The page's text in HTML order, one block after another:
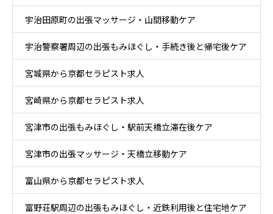
宇治田原町の出張マッサージ・山間移動ケア
宇治警察署周辺の出張もみほぐし・手続き後と帰宅後ケア
宮城県から京都セラピスト求人
宮崎県から京都セラピスト求人
宮津市の出張もみほぐし・駅前天橋立滞在後ケア
宮津市の出張マッサージ・天橋立移動ケア
富山県から京都セラピスト求人
富野荘駅周辺の出張もみほぐし・近鉄利用後と住宅地ケア